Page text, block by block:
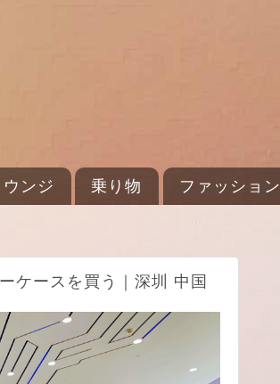
ンジ 乗り物 ファッション
ケースを買う｜深圳 中国